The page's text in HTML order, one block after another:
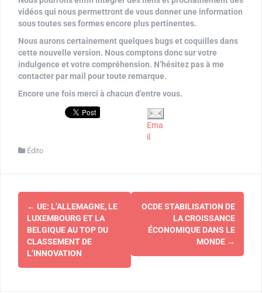
vidéos qui nous permettront de vous donner une information
sous toutes ses formes encore plus pertinentes.
Nous aurons certainement quelques bugs et coquilles dans
cette nouvelle version. Nous comptons donc sur votre
indulgence et votre compréhension. N’hésitez pas à me
contacter par mail pour toute remarque.
Encore une fois merci à chacun d’entre vous.
Ema
il
Édito
Navigation
d'article
← UE: L’ALLEMAGNE, LE
LUXEMBOURG ET LA
BELGIQUE AU TOP DU
CLASSEMENT DE
L’INNOVATION
OCDE STABILISATION DE
LA CROISSANCE
ÉCONOMIQUE DANS LE
MONDE →